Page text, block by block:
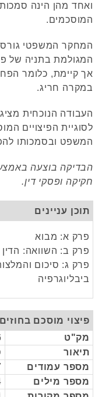
ואחד מהן הינה
המוסכמים.
המחקר המשפטי
המגולמת בתניה של
אך קיימת, כלומר
במקרה חריג.
העבודה הנוכחית
לסוגיית הפיצויים
המשפט ובסמכותו
הבדיקה בוצעה
חקיקה ופסקי דין.
תוכן עניינים
פרק א: מבוא
פרק ב: השוואה:
פרק ג: סיכום
ביבליוגרפיה
פיצוי מוסכם
מק"ט
תיאור
מספר עמודים
מספר מילים